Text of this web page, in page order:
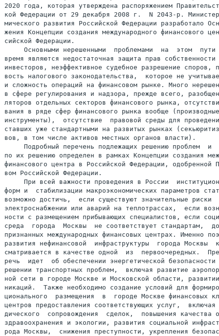
2020 года, которая утверждена распоряжением
кой Федерации от 29 декабря 2008 г.  N 2043-р.
мического развития Российской Федерации разработало
жения Концепции создания международного финансового
сийской Федерации.
Основными нерешенными  проблемами  на  этом  пути
время являются недостаточная защита прав
инвесторов, неэффективное судебное разрешение споров,
вость налогового законодательства,  которое не
и сложность операций на финансовом рынке. Много
в сфере регулирования и надзора, прежде всего,
ляторов отдельных секторов финансового рынка,
вания в ряде сфер финансового рынка вообще
инструменты),  отсутствие  правовой среды для
ставших уже стандартными на развитых рынках
вов, в том числе активов местных органов власти).
Подробный перечень подлежащих решению проблем  и
по их решению определен в рамках Концепции создания
финансового центра в Российской Федерации, одобренной
вом Российской Федерации.
При всей важности проведения в России
форм и  стабилизации макроэкономических параметров
возможно достичь,  если существуют значительные риски
электроснабжении или аварий на теплотрассах,  если
ности с размещением прибывающих специалистов, если
среда  города  Москвы  не соответствует стандартам,
признанных международных финансовых центрах. Именно
развития нефинансовой  инфраструктуры  города Москвы
сматривается в качестве одной  из  первоочередных.
речь  идет  об обеспечении энергетической
решении транспортных проблем,  включая развитие
ной сети в городе Москве и Московской области,
никаций.  Также необходимо создание условий для
ционального  размещения  в  городе Москве финансовых
центров предоставления соответствующих услуг,
дического  сопровождения  сделок,  повышения качества
здравоохранения и экологии, развития социальной
рода Москвы,  снижения преступности, укрепления